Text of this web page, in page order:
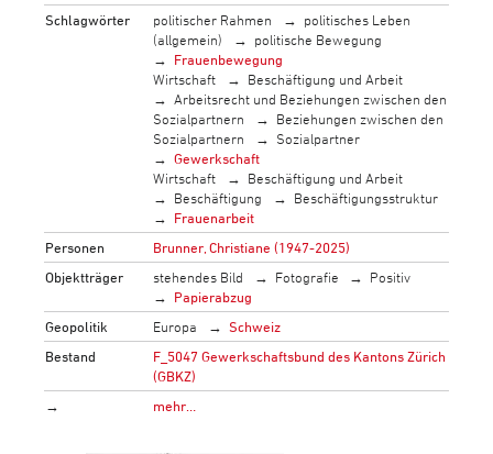
Schlagwörter
politischer Rahmen
politisches Leben
(allgemein)
politische Bewegung
Frauenbewegung
Wirtschaft
Beschäftigung und Arbeit
Arbeitsrecht und Beziehungen zwischen den
Sozialpartnern
Beziehungen zwischen den
Sozialpartnern
Sozialpartner
Gewerkschaft
Wirtschaft
Beschäftigung und Arbeit
Beschäftigung
Beschäftigungsstruktur
Frauenarbeit
Personen
Brunner, Christiane (1947-2025)
Objektträger
stehendes Bild Fotografie
Positiv
Papierabzug
Geopolitik
Europa
Schweiz
Bestand
F_5047 Gewerkschaftsbund des Kantons Zürich
(GBKZ)
→
mehr…